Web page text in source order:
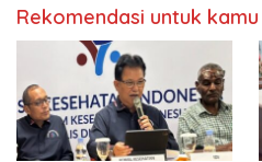
Rekomendasi untuk kamu